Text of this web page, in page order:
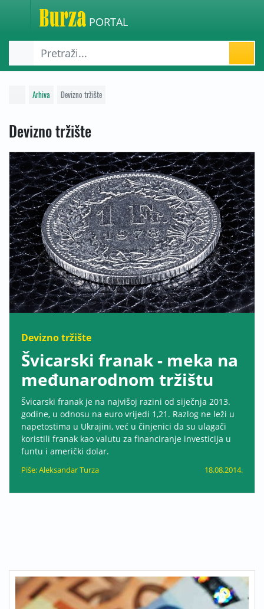
PORTAL
Arhiva Devizno tržište
Devizno tržište
Devizno tržište
Švicarski franak - meka na
međunarodnom tržištu
Švicarski franak je na najvišoj razini od siječnja 2013.
godine, u odnosu na euro vrijedi 1,21. Razlog ne leži u
napetostima u Ukrajini, već u činjenici da su ulagači
koristili franak kao valutu za financiranje investicija u
funtu i američki dolar.
Piše: Aleksandar Turza 18.08.2014.